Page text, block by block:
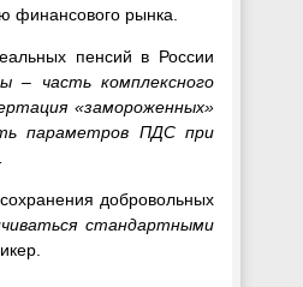
финансового рынка.
пенсий в России
– часть комплексного
«замороженных»
параметров ПДС при
добровольных
стандартными